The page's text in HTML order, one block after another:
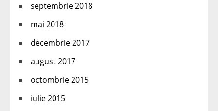
septembrie 2018
mai 2018
decembrie 2017
august 2017
octombrie 2015
iulie 2015